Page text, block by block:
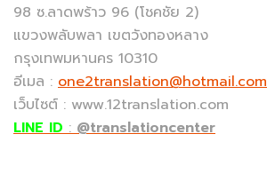
98 ซ.ลาดพร้าว 96 (โชคชัย 2)
แขวงพลับพลา เขตวังทองหลาง
กรุงเทพมหานคร 10310
อีเมล : one2translation@hotmail.com
เว็บไซต์ : www.12translation.com
LINE ID : @translationcenter